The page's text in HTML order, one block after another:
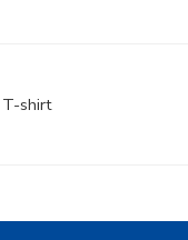
T-shirt